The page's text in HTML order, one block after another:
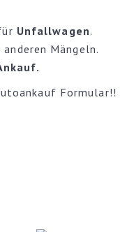
Unfallwagen.
Mängeln.
Formular!!